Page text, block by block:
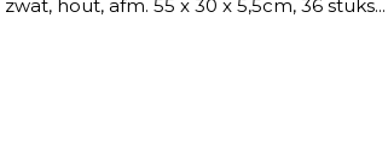
hout, afm. 55 x 30 x 5,5cm, 36 stuks...